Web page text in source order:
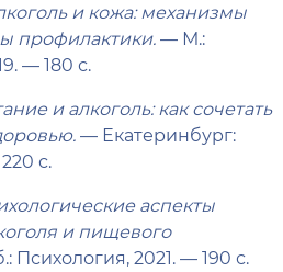
и кожа: механизмы
профилактики.— М.:
— 180 с.
и алкоголь: как сочетать
— Екатеринбург:
с.
аспекты
и пищевого
Психология, 2021. — 190 с.